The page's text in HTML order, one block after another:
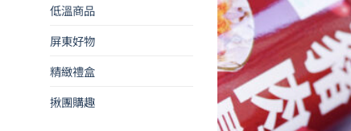
低溫商品
屏東好物
精緻禮盒
揪團購趣